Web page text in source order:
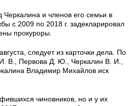
Черкалина и членов его семьи в
с 2009 по 2018 г. задекларировал
прокуроры.
следует из карточки дела. По
В., Первова Д. Ю., Черкалин В. И.,
Владимир Михайлов иск
чиновников, но и у их